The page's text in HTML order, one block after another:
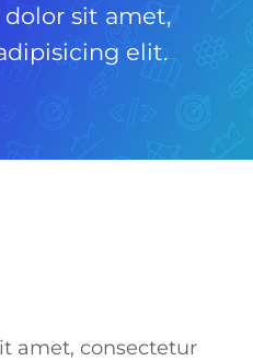
sit amet,
elit.
amet, consectetur